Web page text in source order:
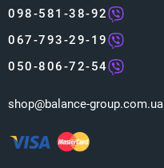
098-581-38-92
067-793-29-19
050-806-72-54
shop@balance-group.com.ua